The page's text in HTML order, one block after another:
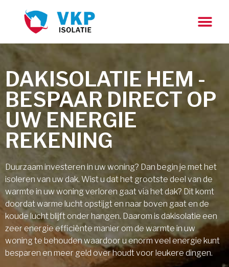
DAKISOLATIE HEM -
BESPAAR DIRECT OP
UW ENERGIE
REKENING
Duurzaam investeren in uw woning? Dan begin je met het
isoleren van uw dak. Wist u dat het grootste deel van de
warmte in uw woning verloren gaat via het dak? Dit komt
doordat warme lucht opstijgt en naar boven gaat en de
koude lucht blijft onder hangen. Daarom is dakisolatie een
zeer energie efficiënte manier om de warmte in uw
woning te behouden waardoor u enorm veel energie kunt
besparen en meer geld over houdt voor leukere dingen.